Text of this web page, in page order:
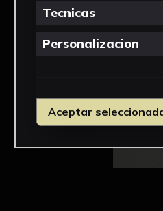
Tecnicas
Personalizacion
Aceptar